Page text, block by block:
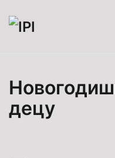
Skip to main content
децу